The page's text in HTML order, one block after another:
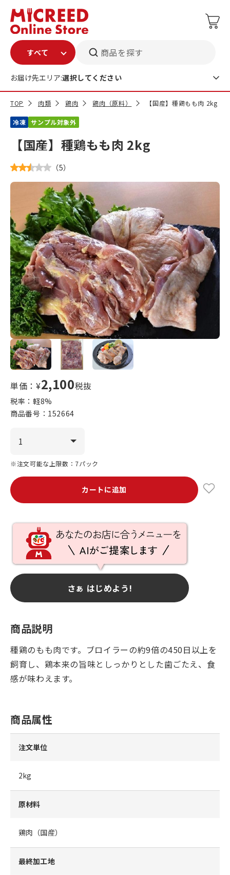
商品を探す
お届け先エリア:選択してください
TOP 肉類 鶏肉 鶏肉（原料） 【国産】種鶏もも肉 2kg
冷凍 サンプル対象外
【国産】種鶏もも肉 2kg
（5）
単価：¥2,100税抜
税率：軽8%
商品番号： 152664
※注文可能な上限数：7パック
カートに追加
さぁ はじめよう!
商品説明
種鶏のもも肉です。ブロイラーの約9倍の450日以上を
飼育し、鶏本来の旨味としっかりとした歯ごたえ、食
感が味わえます。
商品属性
注文単位
2kg
原材料
鶏肉（国産）
最終加工地